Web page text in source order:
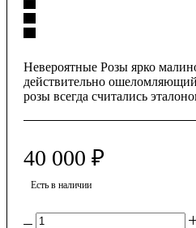
Невероятные Розы ярко
действительно
розы всегда считались
доставит этот шикарный
приложим прекрасную
открытку. Также предлагаем
огромный ассортимент
40 000 ₽
Есть в наличии